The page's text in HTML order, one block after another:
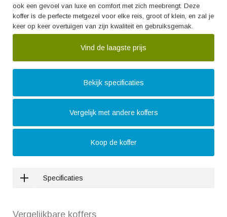
ook een gevoel van luxe en comfort met zich meebrengt. Deze
koffer is de perfecte metgezel voor elke reis, groot of klein, en zal je
keer op keer overtuigen van zijn kwaliteit en gebruiksgemak.
Vind de laagste prijs
Bekijk specificaties
Vergelijk met andere koffers
Koop de koffer
Specificaties
Vergelijkbare koffers